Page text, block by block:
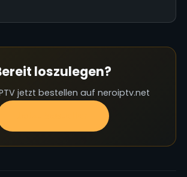
loszulegen?
jetzt bestellen auf neroiptv.net